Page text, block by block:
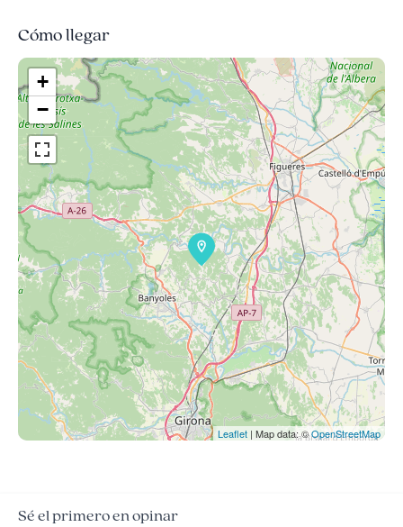
Cómo llegar
+
−
Leaflet | Map data: ©OpenStreetMap
Sé el primero en opinar